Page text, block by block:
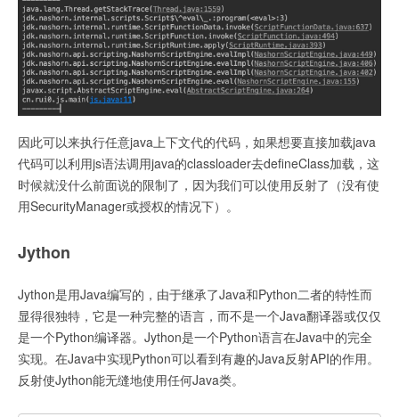
因此可以来执行任意java上下文代的代码，如果想要直接加载java
代码可以利用js语法调用java的classloader去defineClass加载，这
时候就没什么前面说的限制了，因为我们可以使用反射了（没有使
用SecurityManager或授权的情况下）。
Jython
Jython是用Java编写的，由于继承了Java和Python二者的特性而
显得很独特，它是一种完整的语言，而不是一个Java翻译器或仅仅
是一个Python编译器。Jython是一个Python语言在Java中的完全
实现。在Java中实现Python可以看到有趣的Java反射API的作用。
反射使Jython能无缝地使用任何Java类。